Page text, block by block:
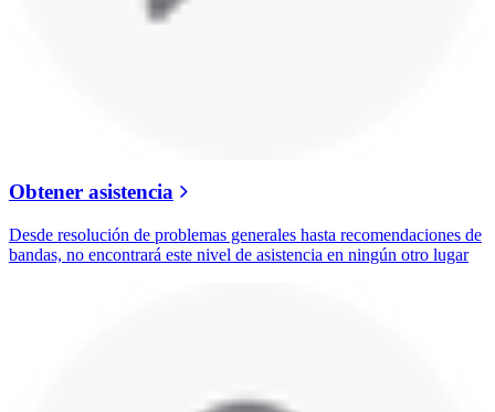
Obtener asistencia
Desde resolución de problemas generales hasta recomendaciones de
bandas, no encontrará este nivel de asistencia en ningún otro lugar